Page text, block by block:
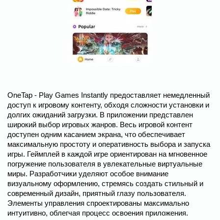
OneTap - Play Games Instantly предоставляет немедленный
доступ к игровому контенту, обходя сложности установки и
долгих ожиданий загрузки. В приложении представлен
широкий выбор игровых жанров. Весь игровой контент
доступен одним касанием экрана, что обеспечивает
максимальную простоту и оперативность выбора и запуска
игры. Геймплей в каждой игре ориентирован на мгновенное
погружение пользователя в увлекательные виртуальные
миры. Разработчики уделяют особое внимание
визуальному оформлению, стремясь создать стильный и
современный дизайн, приятный глазу пользователя.
Элементы управления спроектированы максимально
интуитивно, облегчая процесс освоения приложения.